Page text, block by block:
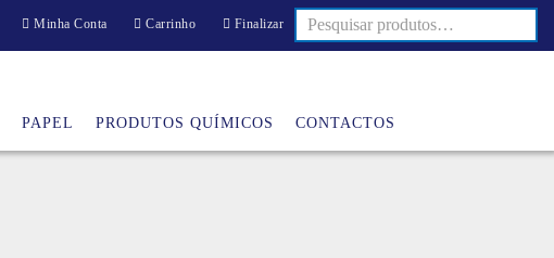
Minha Conta Carrinho Finalizar
PAPEL PRODUTOS QUÍMICOS CONTACTOS